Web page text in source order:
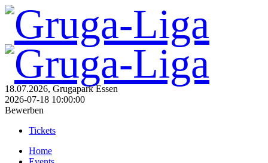
18.07.2026, Grugapark Essen
2026-07-18 10:00:00
Bewerben
Tickets
Home